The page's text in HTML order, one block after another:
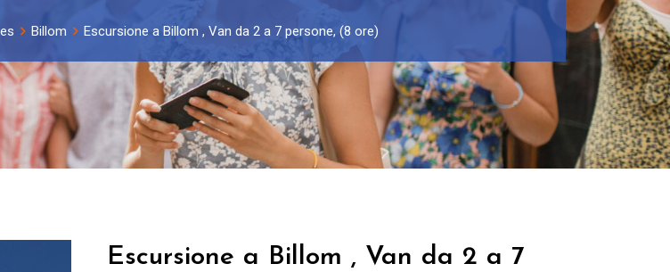
Billom Escursione a Billom , Van da 2 a 7 persone, (8 ore)
Escursione a Billom , Van da 2 a 7